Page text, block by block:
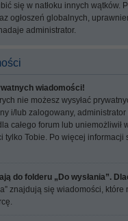
się w natłoku innych wątków.
ogłoszeń globalnych,
administrator.
wiadomości!
nie możesz wysyłać
i/lub zalogowany, administrator
całego forum lub uniemożliwił
tylko Tobie. Po więcej informacji
do folderu „Do wysłania”.
znajdują się wiadomości, które